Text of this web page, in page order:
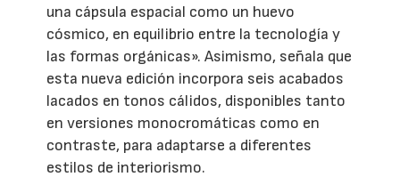
una cápsula espacial como un huevo
cósmico, en equilibrio entre la tecnología y
las formas orgánicas». Asimismo, señala que
esta nueva edición incorpora seis acabados
lacados en tonos cálidos, disponibles tanto
en versiones monocromáticas como en
contraste, para adaptarse a diferentes
estilos de interiorismo.